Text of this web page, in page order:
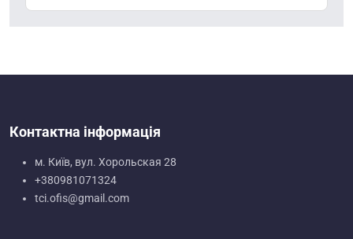
Контактна інформація
м. Київ, вул. Хорольская 28
+380981071324
tci.ofis@gmail.com